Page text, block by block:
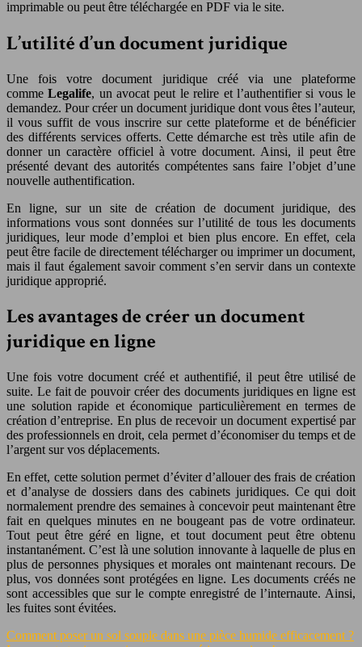
imprimable ou peut être téléchargée en PDF via le site.
L’utilité d’un document juridique
Une fois votre document juridique créé via une plateforme
comme Legalife, un avocat peut le relire et l’authentifier si vous le
demandez. Pour créer un document juridique dont vous êtes l’auteur,
il vous suffit de vous inscrire sur cette plateforme et de bénéficier
des différents services offerts. Cette démarche est très utile afin de
donner un caractère officiel à votre document. Ainsi, il peut être
présenté devant des autorités compétentes sans faire l’objet d’une
nouvelle authentification.
En ligne, sur un site de création de document juridique, des
informations vous sont données sur l’utilité de tous les documents
juridiques, leur mode d’emploi et bien plus encore. En effet, cela
peut être facile de directement télécharger ou imprimer un document,
mais il faut également savoir comment s’en servir dans un contexte
juridique approprié.
Les avantages de créer un document
juridique en ligne
Une fois votre document créé et authentifié, il peut être utilisé de
suite. Le fait de pouvoir créer des documents juridiques en ligne est
une solution rapide et économique particulièrement en termes de
création d’entreprise. En plus de recevoir un document expertisé par
des professionnels en droit, cela permet d’économiser du temps et de
l’argent sur vos déplacements.
En effet, cette solution permet d’éviter d’allouer des frais de création
et d’analyse de dossiers dans des cabinets juridiques. Ce qui doit
normalement prendre des semaines à concevoir peut maintenant être
fait en quelques minutes en ne bougeant pas de votre ordinateur.
Tout peut être géré en ligne, et tout document peut être obtenu
instantanément. C’est là une solution innovante à laquelle de plus en
plus de personnes physiques et morales ont maintenant recours. De
plus, vos données sont protégées en ligne. Les documents créés ne
sont accessibles que sur le compte enregistré de l’internaute. Ainsi,
les fuites sont évitées.
Comment poser un sol souple dans une pièce humide efficacement ?